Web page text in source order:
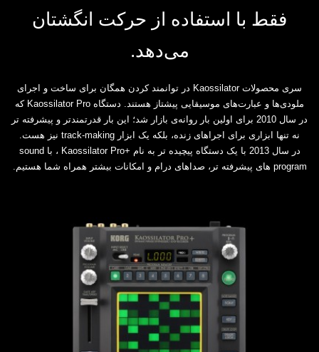
فقط با استفاده از حرکت انگشتان
می‌دهد.
سری محصولات Kaossilator در توانمند کردن همگان برای ساخت و اجرای
ملودی‌ها و عبارت‌های موسیقایی پیشتاز هستند. دستگاه Kaossilator Pro که
در سال 2010 برای اولین بار روانه‌ی بازار شد؛ این بار قدرتمندتر و پیشرفته تر
نه تنها ابزاری برای اجراهای زنده، بلکه یک ابزار track-making نیز هست.
در سال 2013 با یک دستگاه پیچیده تر به نام +Kaossilator Pro ، با sound
program های پیشرفته تر، صداهای درام و امکانات بیشتر همراه شما هستیم.